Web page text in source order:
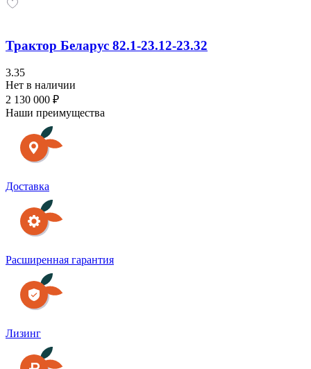
Трактор Беларус 82.1-23.12-23.32
3.35
Нет в наличии
2 130 000 ₽
Наши преимущества
Доставка
Расширенная гарантия
Лизинг